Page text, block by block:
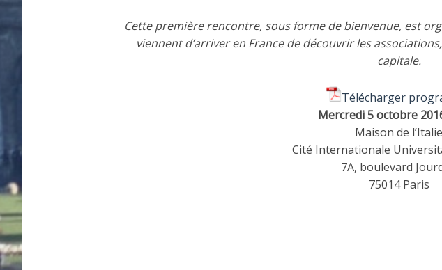
Cette première rencontre, sous forme de bienvenue, est
viennent d’arriver en France de découvrir les
capitale.
Télécharger
Mercredi 5 octobre
Maison de l’Italie
Cité Internationale
7A, boulevard
75014 Paris